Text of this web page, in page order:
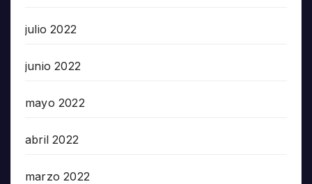
julio 2022
junio 2022
mayo 2022
abril 2022
marzo 2022